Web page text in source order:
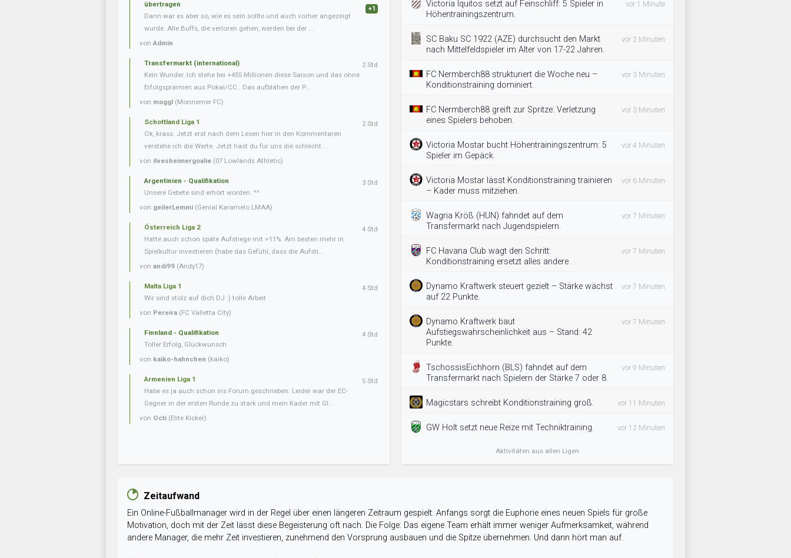
übertragen
Dann war es aber so, wie es sein sollte und auch vorher angezeigt
wurde. Alle Buffs, die verloren gehen, werden bei der ...
vonAdmin
+1
Transfermarkt (international)
Kein Wunder..Ich stehe bei +455 Millionen diese Saison und das ohne
Erfolgsprämien aus Pokal/CC.. Das aufblähen der P...
von moggl (Monnemer FC)
2 Std
Schottland Liga 1
Ok, krass. Jetzt erst nach dem Lesen hier in den Kommentaren
verstehe ich die Werte. Jetzt hast du für uns die schlecht...
von ilvesheimergoalie (07 Lowlands Athletic)
2 Std
Argentinien - Qualifikation
Unsere Gebete sind erhört worden..^^
von geilerLemmi (Genial Karamelo LMAA)
3 Std
Österreich Liga 2
Hatte auch schon späte Aufstiege mit >11%. Am besten mehr in
Spielkultur investieren (habe das Gefühl, dass die Aufsti...
von andi99 (Andy17)
4 Std
Malta Liga 1
Wir sind stolz auf dich DJ :) tolle Arbeit
von Pereira (FC Valletta City)
4 Std
Finnland - Qualifikation
Toller Erfolg, Glückwunsch
von kaiko-hahnchen (kaiko)
4 Std
Armenien Liga 1
Habe es ja auch schon ins Forum geschrieben: Leider war der EC-
Gegner in der ersten Runde zu stark und mein Kader mit Gl...
von Octi (Elite Kicker)
5 Std
Victoria Iquitos setzt auf Feinschliff: 5 Spieler in
Höhentrainingszentrum.
vor 1 Minute
SC Baku SC 1922 (AZE) durchsucht den Markt
nach Mittelfeldspieler im Alter von 17-22 Jahren.
vor 2 Minuten
FC Nermberch88 strukturiert die Woche neu –
Konditionstraining dominiert.
vor 3 Minuten
FC Nermberch88 greift zur Spritze: Verletzung
eines Spielers behoben.
vor 3 Minuten
Victoria Mostar bucht Höhentrainingszentrum: 5
Spieler im Gepäck.
vor 4 Minuten
Victoria Mostar lässt Konditionstraining trainieren
– Kader muss mitziehen.
vor 6 Minuten
Wagria Kröß (HUN) fahndet auf dem
Transfermarkt nach Jugendspielern.
vor 7 Minuten
FC Havana Club wagt den Schritt:
Konditionstraining ersetzt alles andere.
vor 7 Minuten
Dynamo Kraftwerk steuert gezielt – Stärke wächst
auf 22 Punkte.
vor 7 Minuten
Dynamo Kraftwerk baut
Aufstiegswahrscheinlichkeit aus – Stand: 42
Punkte.
vor 7 Minuten
TschossisEichhorn (BLS) fahndet auf dem
Transfermarkt nach Spielern der Stärke 7 oder 8.
vor 9 Minuten
Magicstars schreibt Konditionstraining groß. vor 11 Minuten
GW Holt setzt neue Reize mit Techniktraining. vor 12 Minuten
Aktivitäten aus allen Ligen
Zeitaufwand
Ein Online-Fußballmanager wird in der Regel über einen längeren Zeitraum gespielt. Anfangs sorgt die Euphorie eines neuen Spiels für große
Motivation, doch mit der Zeit lässt diese Begeisterung oft nach. Die Folge: Das eigene Team erhält immer weniger Aufmerksamkeit, während
andere Manager, die mehr Zeit investieren, zunehmend den Vorsprung ausbauen und die Spitze übernehmen. Und dann hört man auf.